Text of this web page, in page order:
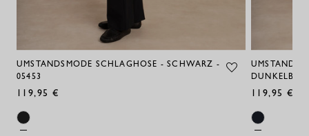
UMSTANDSMODE SCHLAGHOSE - SCHWARZ -
05453
119,95 € 119,95 €